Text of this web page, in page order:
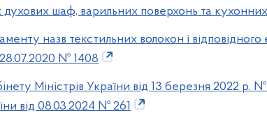
шаф, варильних поверхонь та
назв текстильних волокон і відповідного
28.07.2020 № 1408
Міністрів України від 13 березня 2022 р. №
від 08.03.2024 № 261